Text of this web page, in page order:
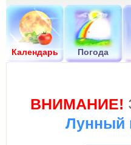
Календарь Погода
ВНИМАНИЕ!
Лунный